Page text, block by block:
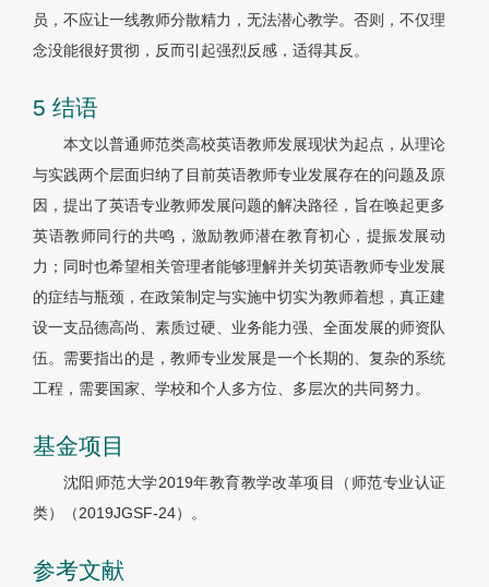
员，不应让一线教师分散精力，无法潜心教学。否则，不仅理
念没能很好贯彻，反而引起强烈反感，适得其反。
5 结语
本文以普通师范类高校英语教师发展现状为起点，从理论
与实践两个层面归纳了目前英语教师专业发展存在的问题及原
因，提出了英语专业教师发展问题的解决路径，旨在唤起更多
英语教师同行的共鸣，激励教师潜在教育初心，提振发展动
力；同时也希望相关管理者能够理解并关切英语教师专业发展
的症结与瓶颈，在政策制定与实施中切实为教师着想，真正建
设一支品德高尚、素质过硬、业务能力强、全面发展的师资队
伍。需要指出的是，教师专业发展是一个长期的、复杂的系统
工程，需要国家、学校和个人多方位、多层次的共同努力。
基金项目
沈阳师范大学2019年教育教学改革项目（师范专业认证
类）（2019JGSF-24）。
参考文献